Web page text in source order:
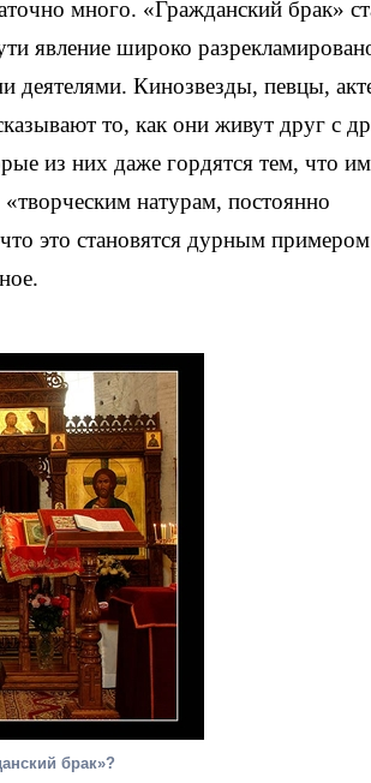
много. «Гражданский брак»
явление широко
деятелями. Кинозвезды, певцы,
то, как они живут друг с
из них даже гордятся тем, что
натурам, постоянно
это становятся дурным
брак»?